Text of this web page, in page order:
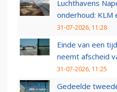
Luchthavens
onderhoud: KLM
31-07-2026, 11:28
Einde van een
neemt afscheid
31-07-2026, 11:25
Gedeelde